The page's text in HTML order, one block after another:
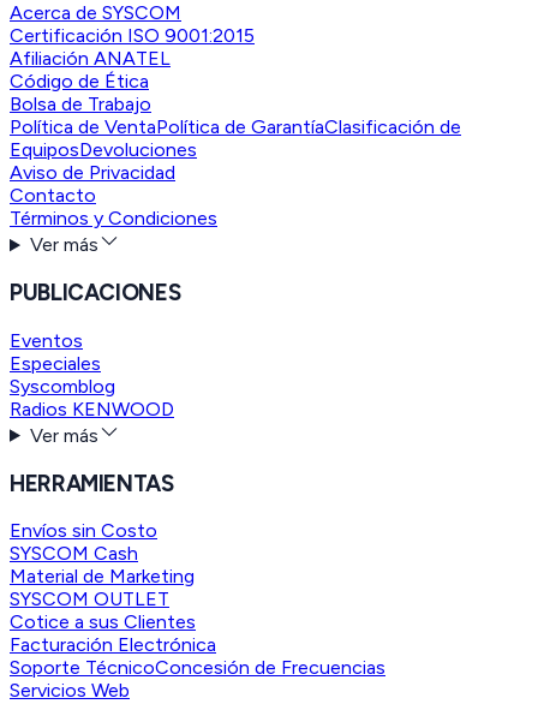
Acerca de SYSCOM
Certificación ISO 9001:2015
Afiliación ANATEL
Código de Ética
Bolsa de Trabajo
Política de VentaPolítica de GarantíaClasificación de
EquiposDevoluciones
Aviso de Privacidad
Contacto
Términos y Condiciones
Ver más
PUBLICACIONES
Eventos
Especiales
Syscomblog
Radios KENWOOD
Ver más
HERRAMIENTAS
Envíos sin Costo
SYSCOM Cash
Material de Marketing
SYSCOM OUTLET
Cotice a sus Clientes
Facturación Electrónica
Soporte TécnicoConcesión de Frecuencias
Servicios Web